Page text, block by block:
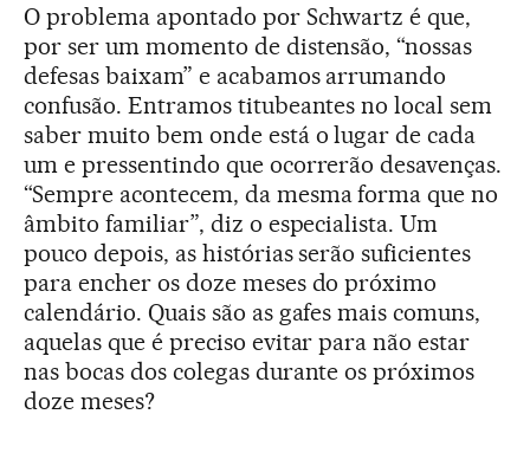
O problema apontado por Schwartz é que,
por ser um momento de distensão, “nossas
defesas baixam” e acabamos arrumando
confusão. Entramos titubeantes no local sem
saber muito bem onde está o lugar de cada
um e pressentindo que ocorrerão desavenças.
“Sempre acontecem, da mesma forma que no
âmbito familiar”, diz o especialista. Um
pouco depois, as histórias serão suficientes
para encher os doze meses do próximo
calendário. Quais são as gafes mais comuns,
aquelas que é preciso evitar para não estar
nas bocas dos colegas durante os próximos
doze meses?